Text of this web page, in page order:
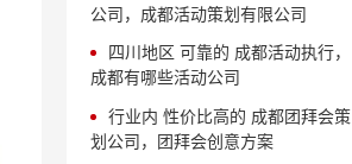
公司，成都活动策划有限公司
四川地区 可靠的 成都活动执行，
成都有哪些活动公司
行业内 性价比高的 成都团拜会策
划公司，团拜会创意方案